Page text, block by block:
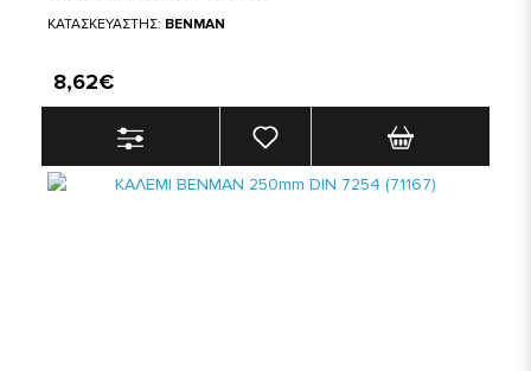
ΚΑΤΑΣΚΕΥΑΣΤΗΣ: BENMAN
8,62€